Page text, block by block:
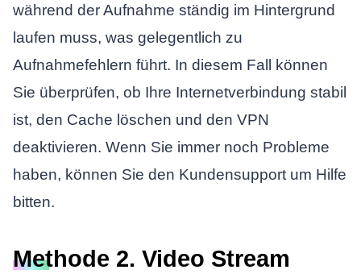
während der Aufnahme ständig im Hintergrund
laufen muss, was gelegentlich zu
Aufnahmefehlern führt. In diesem Fall können
Sie überprüfen, ob Ihre Internetverbindung stabil
ist, den Cache löschen und den VPN
deaktivieren. Wenn Sie immer noch Probleme
haben, können Sie den Kundensupport um Hilfe
bitten.
Methode 2. Video Stream